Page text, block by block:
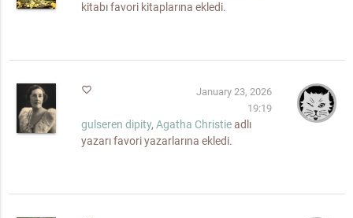
kitabı favori kitaplarına ekledi.
favorite_border
January 23, 2026
19:19
gulseren dipity, Agatha Christie adlı
yazarı favori yazarlarına ekledi.